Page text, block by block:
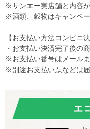
※サンエー実店舗と内容
※酒類、穀物はキャンペ
【お支払い方法コンビニ
・お支払い決済完了後の
※お支払い番号はメール
※別途お支払い票などは届